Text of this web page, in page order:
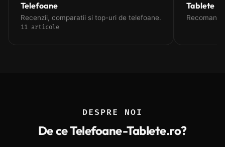
Telefoane
Recenzii, comparatii si top-uri de telefoane.
11 articole
Tablete
DESPRE NOI
De ce Telefoane-Tablete.ro?